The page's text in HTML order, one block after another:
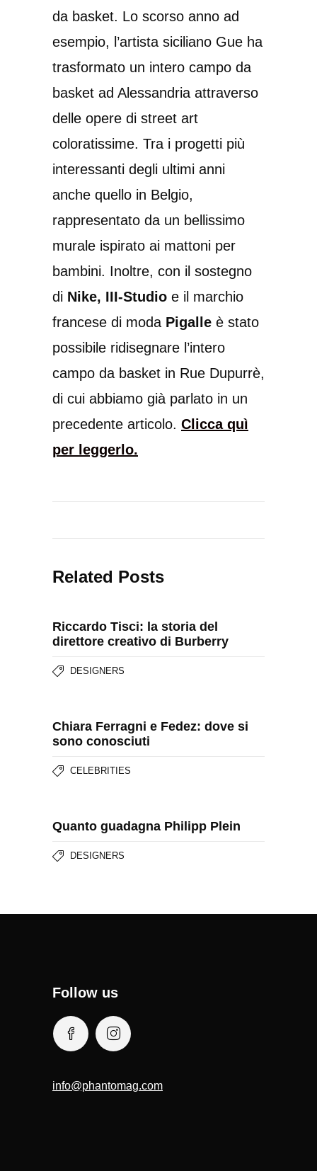
da basket. Lo scorso anno ad
esempio, l’artista siciliano Gue ha
trasformato un intero campo da
basket ad Alessandria attraverso
delle opere di street art
coloratissime. Tra i progetti più
interessanti degli ultimi anni
anche quello in Belgio,
rappresentato da un bellissimo
murale ispirato ai mattoni per
bambini. Inoltre, con il sostegno
di Nike, III-Studio e il marchio
francese di moda Pigalle è stato
possibile ridisegnare l’intero
campo da basket in Rue Dupurrè,
di cui abbiamo già parlato in un
precedente articolo. Clicca quì
per leggerlo.
Related Posts
Riccardo Tisci: la storia del
direttore creativo di Burberry
DESIGNERS
Chiara Ferragni e Fedez: dove si
sono conosciuti
CELEBRITIES
Quanto guadagna Philipp Plein
DESIGNERS
Follow us
info@phantomag.com